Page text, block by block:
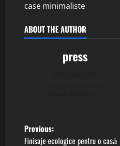
case minimaliste
ABOUT THE AUTHOR
press
P
Previous:
Finisaje ecologice pentru o casă